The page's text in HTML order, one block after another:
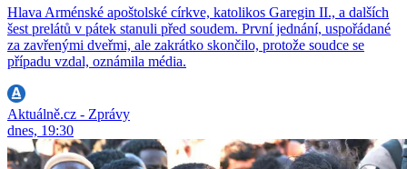
Hlava Arménské apoštolské církve, katolikos Garegin II., a dalších
šest prelátů v pátek stanuli před soudem. První jednání, uspořádané
za zavřenými dveřmi, ale zakrátko skončilo, protože soudce se
případu vzdal, oznámila média.
Aktuálně.cz - Zprávy
dnes, 19:30